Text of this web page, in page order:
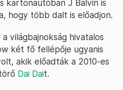
kartonautóban J Balvin is
hogy több dalt is előadjon.
világbajnokság hivatalos
két fő fellépője ugyanis
akik előadták a 2010-es
Dai Dait.